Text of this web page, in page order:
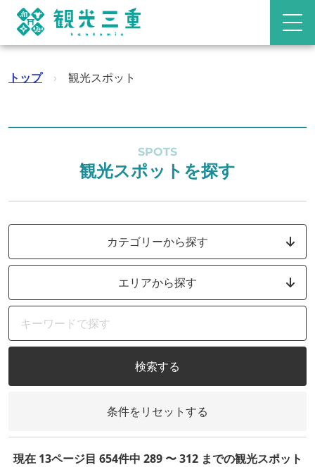
トップ › 観光スポット
SPOTS
観光スポットを探す
カテゴリーから探す
エリアから探す
検索する
条件をリセットする
現在 13ページ目 654件中 289 〜 312 までの観光スポット